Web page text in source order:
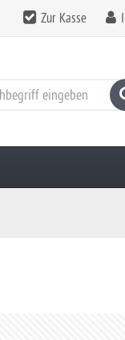
Zur Kasse